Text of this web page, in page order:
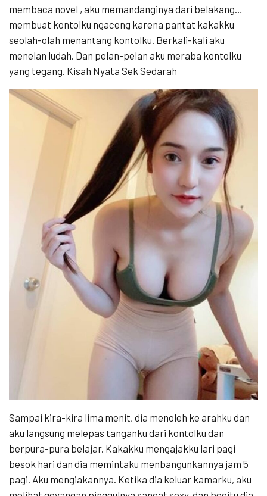
membaca novel , aku memandanginya dari belakang…
membuat kontolku ngaceng karena pantat kakakku
seolah-olah menantang kontolku. Berkali-kali aku
menelan ludah. Dan pelan-pelan aku meraba kontolku
yang tegang. Kisah Nyata Sek Sedarah
Sampai kira-kira lima menit, dia menoleh ke arahku dan
aku langsung melepas tanganku dari kontolku dan
berpura-pura belajar. Kakakku mengajakku lari pagi
besok hari dan dia memintaku menbangunkannya jam 5
pagi. Aku mengiakannya. Ketika dia keluar kamarku, aku